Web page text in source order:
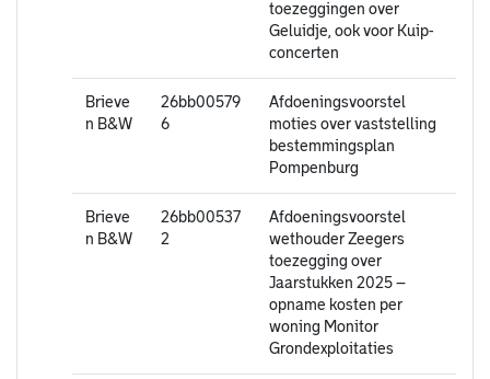
toezeggingen over
Geluidje, ook voor Kuip-
concerten
Brieve
n B&W
26bb00579
6
Afdoeningsvoorstel
moties over vaststelling
bestemmingsplan
Pompenburg
Brieve
n B&W
26bb00537
2
Afdoeningsvoorstel
wethouder Zeegers
toezegging over
Jaarstukken 2025 –
opname kosten per
woning Monitor
Grondexploitaties